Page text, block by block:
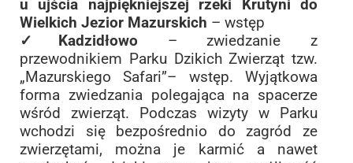
u ujścia najpiękniejszej rzeki Krutyni do
Wielkich Jezior Mazurskich – wstęp
✓Kadzidłowo – zwiedzanie z
przewodnikiem Parku Dzikich Zwierząt tzw.
„Mazurskiego Safari”– wstęp. Wyjątkowa
forma zwiedzania polegająca na spacerze
wśród zwierząt. Podczas wizyty w Parku
wchodzi się bezpośrednio do zagród ze
zwierzętami, można je karmić a nawet